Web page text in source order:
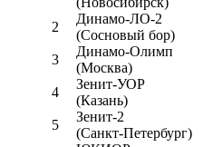
2
Динамо-ЛО-2
(Сосновый бор)
3
Динамо-Олимп
(Москва)
4
Зенит-УОР
(Казань)
5
Зенит-2
(Санкт-Петербург)